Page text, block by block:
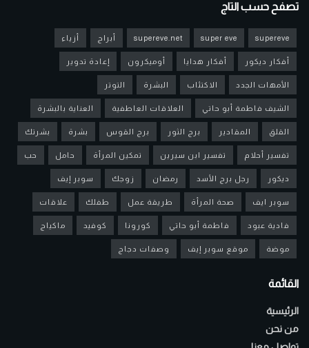
تصفح حسب التاج
supereve
super eve
supereve.net أبراج أزياء
أفكار ديكور أفكار هدايا أوميكرون إعادة تدوير
الأمهات الجدد الاكتئاب البشرة التوتر
الشيف فاطمة أبو حاتي العلاقات العاطفية العناية بالبشرة
القلق المقادير برج الثور برج القوس بشرة بشرتك
تفسير أحلام تفسير ابن سيرين تمكين المرأة حامل حب
ديكور رجل برج الأسد رمضان زوجك سوبر إيف
سوبر ايف صحة المرأة طريقة عمل طفلك علاقات
فادية عبود فاطمة أبو حاتي كورونا كوفيد ماكياج
موضة موقع سوبر إيف وصفات دجاج
القائمة
الرئيسية
من نحن